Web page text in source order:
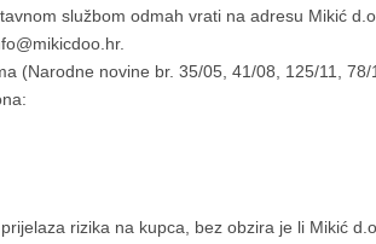
službom odmah vrati na adresu Mikić
(Narodne novine br. 35/05, 41/08, 125/11,
rizika na kupca, bez obzira je li Mikić